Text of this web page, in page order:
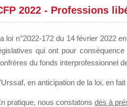
Groupe Public il y a un mois
2022 - Professions
loi n°2022-172 du 14 février 2022
qui ont pour
du fonds interprofessionnel
en anticipation de la loi, en
pratique, nous constatons dès à